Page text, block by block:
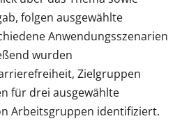
folgen ausgewählte
Anwendungsszenarien
wurden
Zielgruppen
für drei ausgewählte
Arbeitsgruppen identifiziert.